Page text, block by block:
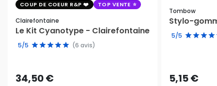
COUP DE COEUR R&P TOP VENTE
Clairefontaine
Le Kit Cyanotype - Clairefontaine
5/5 (6 avis)
34,50 €
Tombow
Stylo-
5/5
5,15 €